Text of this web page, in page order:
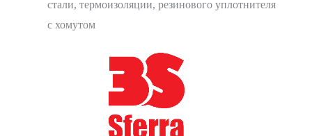
стали, термоизоляции, резинового уплотнителя
с хомутом